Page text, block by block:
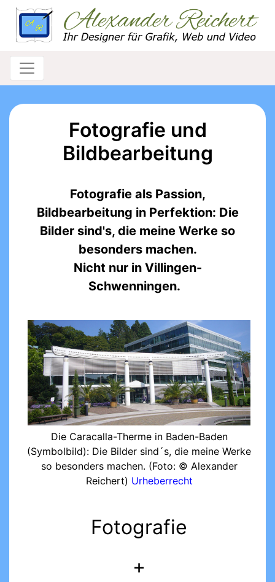
Fotografie und
Bildbearbeitung
Fotografie als Passion,
Bildbearbeitung in Perfektion: Die
Bilder sind's, die meine Werke so
besonders machen.
Nicht nur in Villingen-
Schwenningen.
Die Caracalla-Therme in Baden-Baden
(Symbolbild): Die Bilder sind´s, die meine Werke
so besonders machen. (Foto: © Alexander
Reichert) Urheberrecht
Fotografie
+